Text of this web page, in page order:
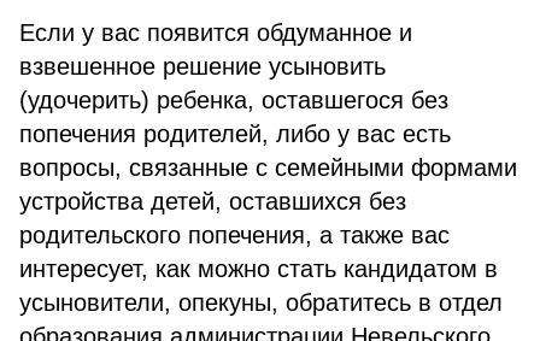
Если у вас появится обдуманное и
взвешенное решение усыновить
(удочерить) ребенка, оставшегося без
попечения родителей, либо у вас есть
вопросы, связанные с семейными формами
устройства детей, оставшихся без
родительского попечения, а также вас
интересует, как можно стать кандидатом в
усыновители, опекуны, обратитесь в отдел